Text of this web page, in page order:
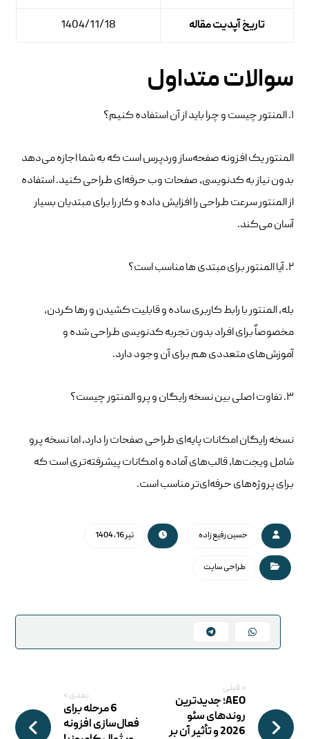
تاریخ آپدیت مقاله 1404/11/18
سوالات متداول
۱. المنتور چیست و چرا باید از آن استفاده کنیم؟
المنتور یک افزونه صفحه‌ساز وردپرس است که به شما اجازه می‌دهد
بدون نیاز به کدنویسی، صفحات وب حرفه‌ای طراحی کنید. استفاده
از المنتور سرعت طراحی را افزایش داده و کار را برای مبتدیان بسیار
آسان می‌کند.
۲. آیا المنتور برای مبتدی‌ ها مناسب است؟
بله، المنتور با رابط کاربری ساده و قابلیت کشیدن و رها کردن،
مخصوصاً برای افراد بدون تجربه کدنویسی طراحی شده و
آموزش‌های متعددی هم برای آن وجود دارد.
۳. تفاوت اصلی بین نسخه رایگان و پرو المنتور چیست؟
نسخه رایگان امکانات پایه‌ای طراحی صفحات را دارد، اما نسخه پرو
شامل ویجت‌ها، قالب‌های آماده و امکانات پیشرفته‌تری است که
برای پروژه‌های حرفه‌ای‌تر مناسب است.
حسین رفیع زاده تیر 16, 1404
طراحی سایت
< قبلی
AEO؛ جدیدترین
روندهای سئو
2026 و تأثیر آن بر
بعدی >
6 مرحله برای
فعال‌سازی افزونه